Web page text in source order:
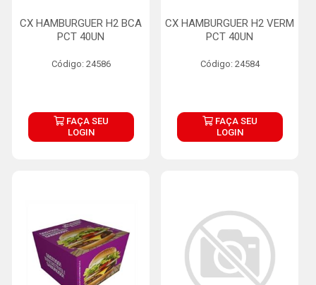
CX HAMBURGUER H2 BCA
PCT 40UN
Código: 24586
FAÇA SEU
LOGIN
CX HAMBURGUER H2 VERM
PCT 40UN
Código: 24584
FAÇA SEU
LOGIN